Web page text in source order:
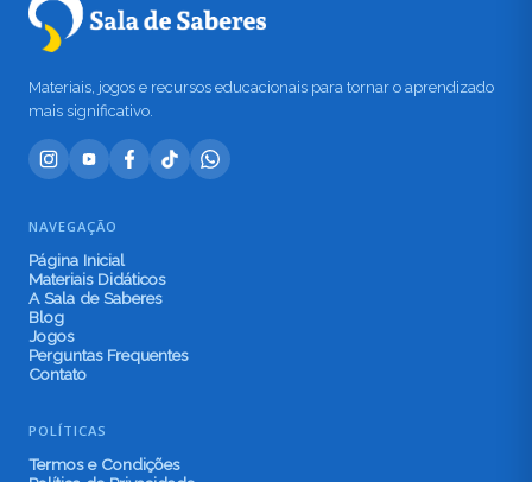
Materiais, jogos e recursos educacionais para tornar o aprendizado
mais significativo.
NAVEGAÇÃO
Página Inicial
Materiais Didáticos
A Sala de Saberes
Blog
Jogos
Perguntas Frequentes
Contato
POLÍTICAS
Termos e Condições